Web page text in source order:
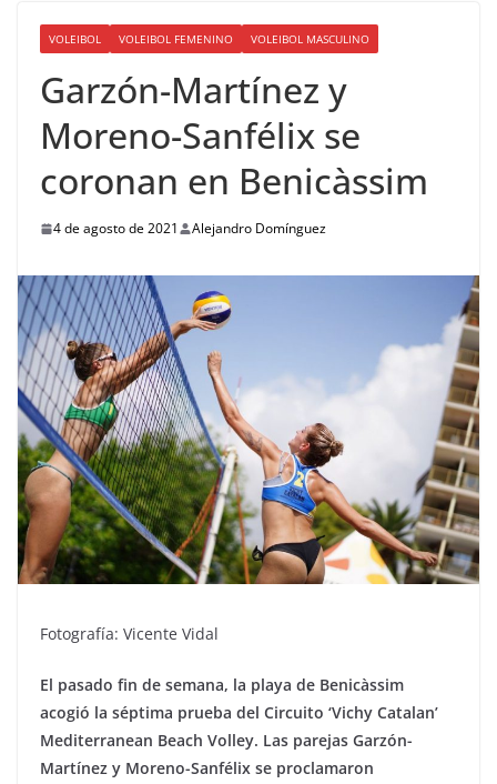
VOLEIBOL VOLEIBOL FEMENINO VOLEIBOL MASCULINO
Garzón-Martínez y
Moreno-Sanfélix se
coronan en Benicàssim
4 de agosto de 2021 Alejandro Domínguez
Fotografía: Vicente Vidal
El pasado fin de semana, la playa de Benicàssim
acogió la séptima prueba del Circuito ‘Vichy Catalan’
Mediterranean Beach Volley. Las parejas Garzón-
Martínez y Moreno-Sanfélix se proclamaron